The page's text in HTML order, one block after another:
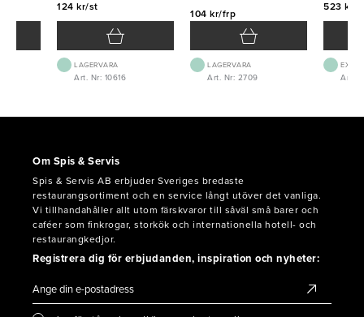
124 kr/st
LAGERVARA
Art. Nr: 10616
104 kr/frp
LAGERVARA
Art. Nr: 2709
523 kr/
Art.
Om Spis & Servis
Spis & Servis AB erbjuder Sveriges bredaste
restaurangsortiment och en service långt utöver det vanliga.
Vi tillhandahåller allt utom färskvaror till såväl små barer och
caféer som finkrogar, storkök och internationella hotell- och
restaurangkedjor.
Registrera dig för erbjudanden, inspiration och nyheter: